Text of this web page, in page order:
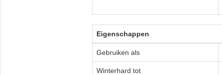
Eigenschappen
Gebruiken als
Winterhard tot